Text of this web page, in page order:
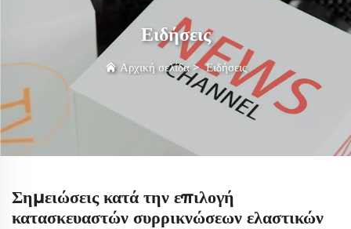
Ειδήσεις
Αρχική σελίδα>Ειδήσεις
Σημειώσεις κατά την επιλογή
κατασκευαστών συρρικνώσεων ελαστικών